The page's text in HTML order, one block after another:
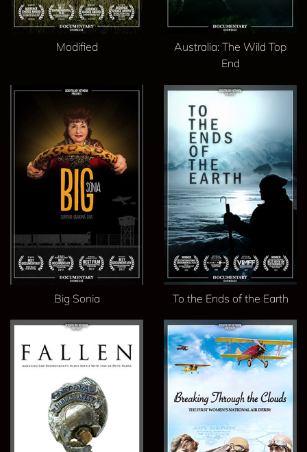
Modified
Australia: The Wild Top
End
Big Sonia To the Ends of the Earth